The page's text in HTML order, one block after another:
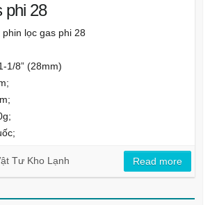
phi 28
lọc gas phi 28
1/8” (28mm)
Tư Kho Lạnh Read more